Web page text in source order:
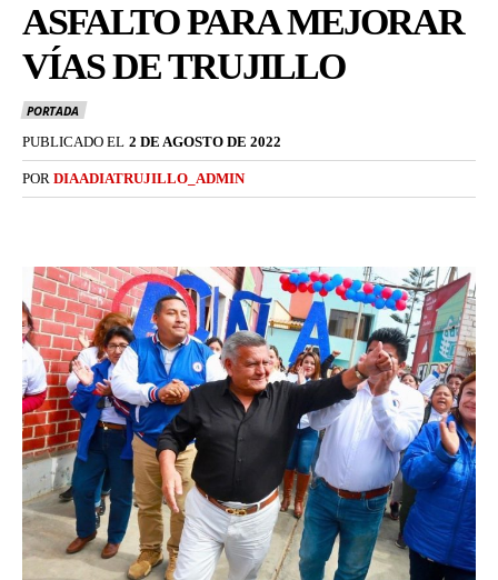
ASFALTO PARA MEJORAR
VÍAS DE TRUJILLO
PORTADA
PUBLICADO EL 2 DE AGOSTO DE 2022
POR DIAADIATRUJILLO_ADMIN